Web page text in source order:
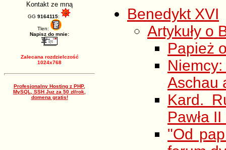
Kontakt ze mną
GG 9164115:
Tlen:
Napisz do mnie:
Zalecana rozdzielczość
1024x768
Profesjonalny Hosting z PHP,
MySQL, SSH Juz za 50 zł/rok,
domena gratis!
Benedykt XVI
Artykuły o
Papież
Aschau
Kard.
Pawła
"Od